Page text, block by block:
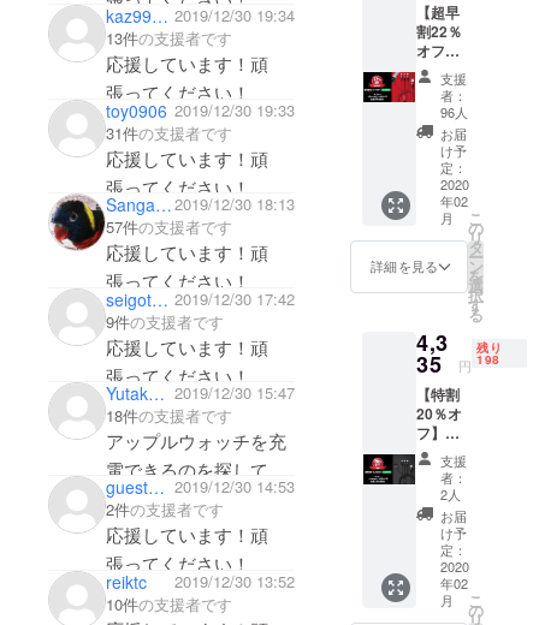
kaz99054 2019/12/30 19:34
13件の支援者です
応援しています！頑
張ってください！
toy0906 2019/12/30 19:33
31件の支援者です
応援しています！頑
張ってください！
SangatsuUsagi2019/12/30 18:13
57件の支援者です
応援しています！頑
張ってください！
seigotanoue 2019/12/30 17:42
9件の支援者です
応援しています！頑
張ってください！
Yutaka Kishimoto 2019/12/30 15:47
18件の支援者です
アップルウォッチを充
電できるのを探してい
たので助かりました。
guest918ddde5eb04 2019/12/30 14:53
2件の支援者です
応援しています！頑
張ってください！
reiktc
2019/12/30 13:52
10件の支援者です
新商品の開
発や新たな
サービス展
開などの取
り組みをす
る経営革新
計画承認企
業に認定さ
れました。
を達成すべ
サービスの
提供を行っ
ていきます
ので今後と
もご支援お
願いいたし
ます。
・カ
ラー：
ブラッ
ク ※ご
注文状
況、使
用部材
の供給
状況、
製造工
程上の
都合等
により
出荷時
りま
す。 ※
使用感
等に関
する返
品・返
金はお
受けい
たしか
ねま
す。
【超早
割22％
オフ】
＜4-in-1
charger
cable
赤＞ 先
着97名
限定 ■4-
in-1
charger
cable
1個 ・
通常販
売価
格：
→3,980
円 ・送
料無料
・カ
ラー：
レッド
※ご注文
状況、
使用部
材の供
給状
況、製
造工程
上の都
合等に
支援
者：
96人
お届
け予
定：
2020
年02
月
詳細を見る
こ
の
リ
タ
ー
ン
を
選
択
す
る
4,3
35 円
残り
198
【特割
20％オ
フ】＜
4-in-1
charger
cable
黒＞ 先
着200名
限定 ■4-
in-1
charger
cable
支援
者：
2人
お届
け予
定：
2020
年02
月
こ
の
リ